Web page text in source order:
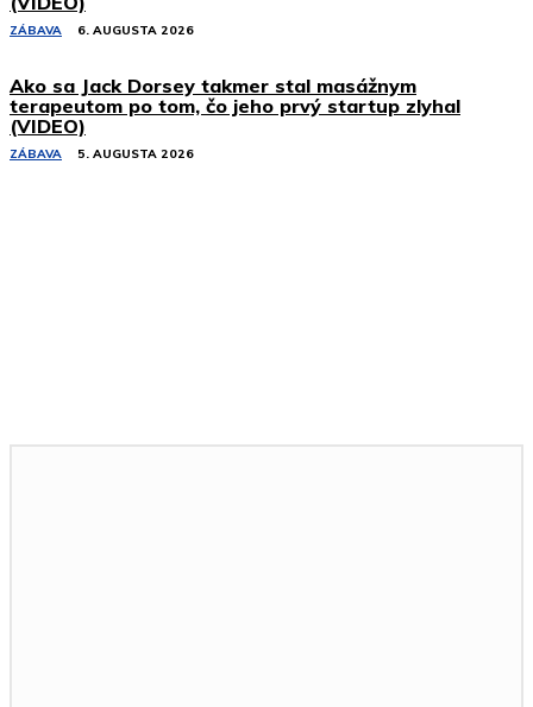
ZÁBAVA 6. AUGUSTA 2026
Ako sa Jack Dorsey takmer stal masážnym
terapeutom po tom, čo jeho prvý startup zlyhal
(VIDEO)
ZÁBAVA 5. AUGUSTA 2026